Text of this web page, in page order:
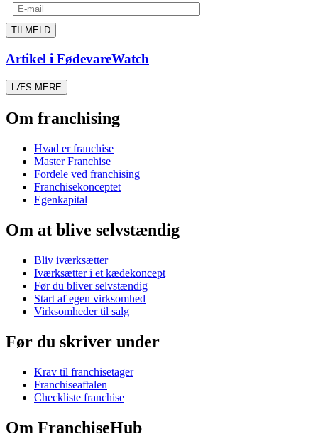
TILMELD
Artikel i FødevareWatch
LÆS MERE
Om franchising
Hvad er franchise
Master Franchise
Fordele ved franchising
Franchisekonceptet
Egenkapital
Om at blive selvstændig
Bliv iværksætter
Iværksætter i et kædekoncept
Før du bliver selvstændig
Start af egen virksomhed
Virksomheder til salg
Før du skriver under
Krav til franchisetager
Franchiseaftalen
Checkliste franchise
Om FranchiseHub